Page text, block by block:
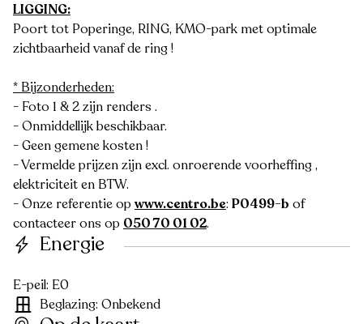
LIGGING:
Poort tot Poperinge, RING, KMO-park met optimale
zichtbaarheid vanaf de ring !
* Bijzonderheden:
- Foto 1 & 2 zijn renders .
- Onmiddellijk beschikbaar.
- Geen gemene kosten !
- Vermelde prijzen zijn excl. onroerende voorheffing ,
elektriciteit en BTW.
- Onze referentie op www.centro.be: P0499-b of
contacteer ons op 050 70 01 02.
Energie
E-peil: E0
Beglazing: Onbekend